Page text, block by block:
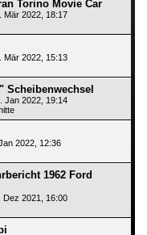
Torino Movie Car
Mär 2022, 18:17
Mär 2022, 15:13
Scheibenwechsel
Jan 2022, 19:14
2022, 12:36
1962 Ford
Dez 2021, 16:00